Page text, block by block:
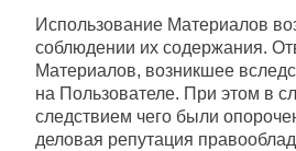
Использование Материалов
соблюдении их содержания.
Материалов, возникшее
на Пользователе. При этом в
следствием чего были
деловая репутация